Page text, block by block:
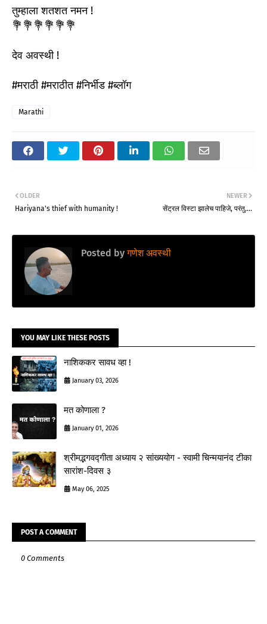
तुम्हाला शतशत नमन !
💐💐💐💐💐💐
देव अवस्थी !
#मराठी #मराठीत #निर्भीड #ब्लॉग
Marathi
NEWER
सेंट्रल विस्टा झालेच पाहिजे, परंतु....
OLDER
Hariyana's thief with humanity !
Posted byगणेश अवस्थी
YOU MAY LIKE THESE POSTS
नाशिककर सावध व्हा !
January 03, 2026
मत कोणाला ?
January 01, 2026
श्रीमद्भगवद्गीता अध्याय २ सांख्ययोग - स्वामी चिन्मयानंद टीका
सारांश-दिवस ३
May 06, 2025
POST A COMMENT
0 Comments